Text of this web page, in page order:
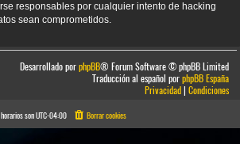
responsables por cualquier intento de hacking
sean comprometidos.
Desarrollado porphpBB® Forum Software © phpBB Limited
Traducción al español porphpBB España
Privacidad|Condiciones
sonUTC-04:00 Borrar cookies